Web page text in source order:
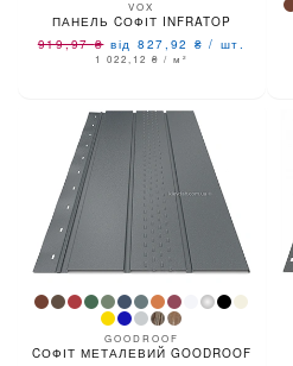
VOX
ПАНЕЛЬ CОФІТ INFRATOP
919,97₴ від 827,92 ₴ / шт.
1 022,12 ₴ / м²
GOODROOF
CОФІТ МЕТАЛЕВИЙ GOODROOF